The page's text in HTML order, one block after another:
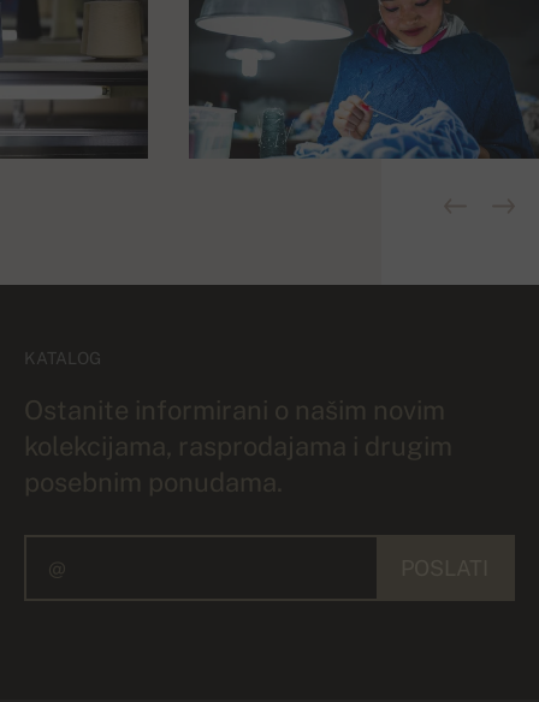
KATALOG
Ostanite informirani o našim novim
kolekcijama, rasprodajama i drugim
posebnim ponudama.